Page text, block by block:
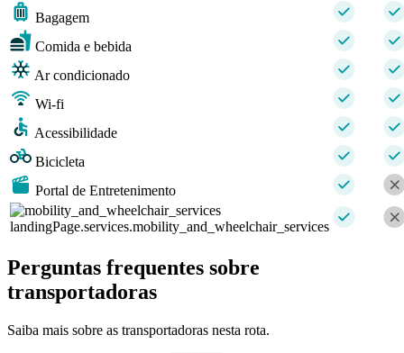
Bagagem
Comida e bebida
Ar condicionado
Wi-fi
Acessibilidade
Bicicleta
Portal de Entretenimento
landingPage.services.mobility_and_wheelchair_services
Perguntas frequentes sobre
transportadoras
Saiba mais sobre as transportadoras nesta rota.